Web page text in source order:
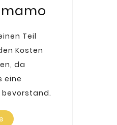
Teil
Kosten
da
eine
bevorstand.